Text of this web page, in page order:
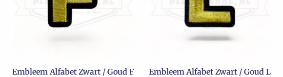
Embleem Alfabet Zwart / Goud F Embleem Alfabet Zwart / Goud L